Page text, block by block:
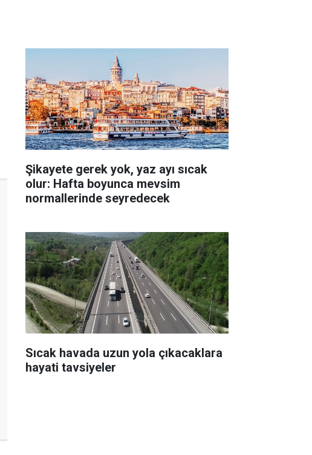
Şikayete gerek yok, yaz ayı sıcak
olur: Hafta boyunca mevsim
normallerinde seyredecek
Sıcak havada uzun yola çıkacaklara
hayati tavsiyeler